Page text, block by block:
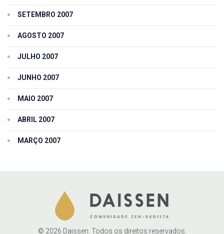
SETEMBRO 2007
AGOSTO 2007
JULHO 2007
JUNHO 2007
MAIO 2007
ABRIL 2007
MARÇO 2007
© 2026 Daissen. Todos os direitos reservados.